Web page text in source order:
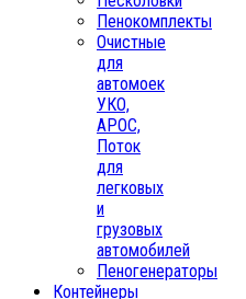
Пенокомплекты
Очистные
для
автомоек
УКО,
АРОС,
Поток
для
легковых
и
грузовых
автомобилей
Пеногенераторы
Контейнеры